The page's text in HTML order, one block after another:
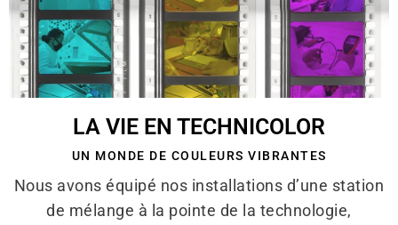
LA VIE EN TECHNICOLOR
UN MONDE DE COULEURS VIBRANTES
Nous avons équipé nos installations d’une station
de mélange à la pointe de la technologie,